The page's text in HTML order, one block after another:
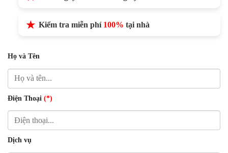
Kiểm tra miễn phí 100% tại nhà
Họ và Tên
Điện Thoại (*)
Dịch vụ